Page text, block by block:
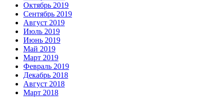
Октябрь 2019
Сентябрь 2019
Август 2019
Июль 2019
Июнь 2019
Май 2019
Март 2019
Февраль 2019
Декабрь 2018
Август 2018
Март 2018